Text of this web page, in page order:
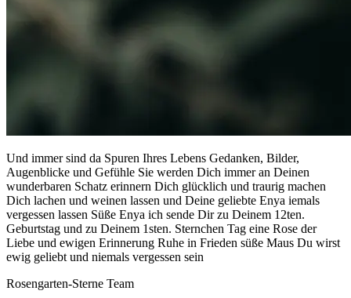
Und immer sind da Spuren Ihres Lebens Gedanken, Bilder,
Augenblicke und Gefühle Sie werden Dich immer an Deinen
wunderbaren Schatz erinnern Dich glücklich und traurig machen
Dich lachen und weinen lassen und Deine geliebte Enya iemals
vergessen lassen Süße Enya ich sende Dir zu Deinem 12ten.
Geburtstag und zu Deinem 1sten. Sternchen Tag eine Rose der
Liebe und ewigen Erinnerung Ruhe in Frieden süße Maus Du wirst
ewig geliebt und niemals vergessen sein
Rosengarten-Sterne Team